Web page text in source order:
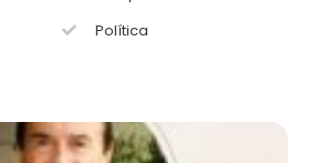
Política